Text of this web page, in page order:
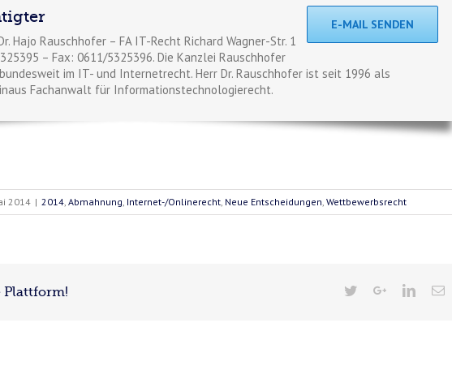
E-MAIL SENDEN
Hajo Rauschhofer – FA IT-Recht Richard Wagner-Str. 1
– Fax: 0611/5325396. Die Kanzlei Rauschhofer
im IT- und Internetrecht. Herr Dr. Rauschhofer ist seit 1996 als
Fachanwalt für Informationstechnologierecht.
2014 | 2014, Abmahnung, Internet-/Onlinerecht, Neue Entscheidungen, Wettbewerbsrecht
Plattform!